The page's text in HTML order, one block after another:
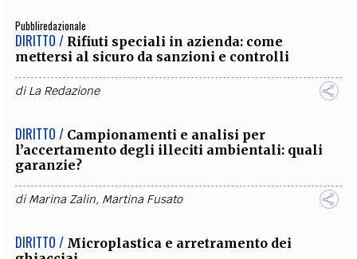
Pubbliredazionale
DIRITTO / Rifiuti speciali in azienda: come
mettersi al sicuro da sanzioni e controlli
diLa Redazione
DIRITTO / Campionamenti e analisi per
l’accertamento degli illeciti ambientali: quali
garanzie?
diMarina Zalin, Martina Fusato
DIRITTO / Microplastica e arretramento dei